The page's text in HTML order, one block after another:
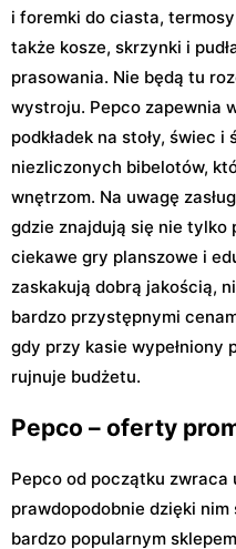
i foremki do ciasta,
także kosze, skrzynki i
prasowania. Nie będą tu
wystroju. Pepco zapewnia
podkładek na stoły, świec
niezliczonych bibelotów,
wnętrzom. Na uwagę
gdzie znajdują się nie tylko
ciekawe gry planszowe i
zaskakują dobrą jakością,
bardzo przystępnymi
gdy przy kasie wypełniony
rujnuje budżetu.
Pepco – oferty
Pepco od początku zwraca
prawdopodobnie dzięki nim
bardzo popularnym